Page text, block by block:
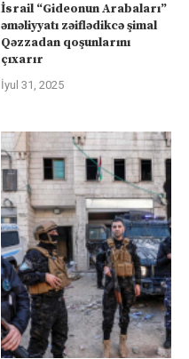
İsrail “Gideonun Arabaları”
əməliyyatı zəiflədikcə şimal
Qəzzadan qoşunlarını
çıxarır
İyul 31, 2025